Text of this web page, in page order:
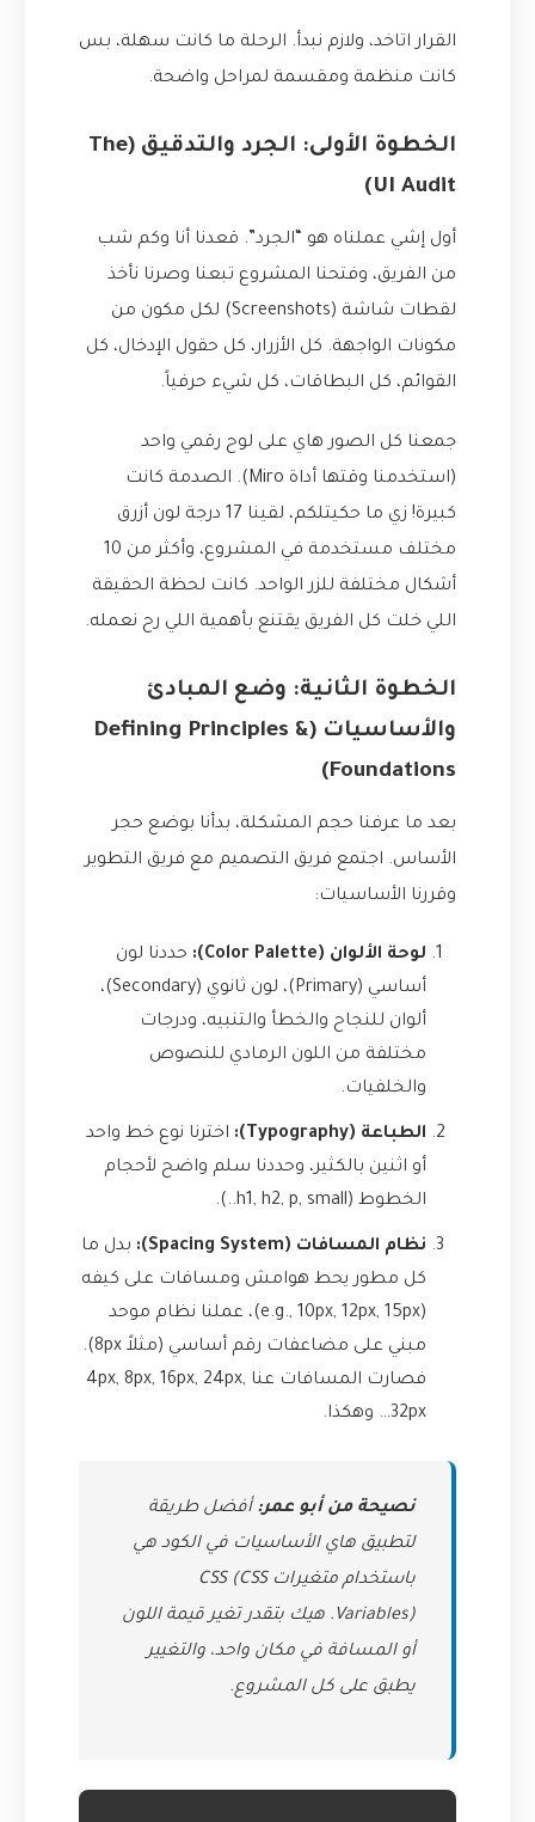
القرار اتاخد، ولازم نبدأ. الرحلة ما كانت سهلة، بس
كانت منظمة ومقسمة لمراحل واضحة.
الخطوة الأولى: الجرد والتدقيق (The
UI Audit)
أول إشي عملناه هو “الجرد”. قعدنا أنا وكم شب
من الفريق، وفتحنا المشروع تبعنا وصرنا نأخذ
لقطات شاشة (Screenshots) لكل مكون من
مكونات الواجهة. كل الأزرار، كل حقول الإدخال، كل
القوائم، كل البطاقات، كل شيء حرفياً.
جمعنا كل الصور هاي على لوح رقمي واحد
(استخدمنا وقتها أداة Miro). الصدمة كانت
كبيرة! زي ما حكيتلكم، لقينا 17 درجة لون أزرق
مختلف مستخدمة في المشروع، وأكثر من 10
أشكال مختلفة للزر الواحد. كانت لحظة الحقيقة
اللي خلت كل الفريق يقتنع بأهمية اللي رح نعمله.
الخطوة الثانية: وضع المبادئ
والأساسيات (Defining Principles &
Foundations)
بعد ما عرفنا حجم المشكلة، بدأنا بوضع حجر
الأساس. اجتمع فريق التصميم مع فريق التطوير
وقررنا الأساسيات:
لوحة الألوان (Color Palette):
حددنا لون
أساسي (Primary)، لون ثانوي (Secondary)،
ألوان للنجاح والخطأ والتنبيه، ودرجات
مختلفة من اللون الرمادي للنصوص
والخلفيات.
الطباعة (Typography):
اخترنا نوع خط واحد
أو اثنين بالكثير، وحددنا سلم واضح لأحجام
الخطوط (h1, h2, p, small..).
نظام المسافات (Spacing System):
بدل ما
كل مطور يحط هوامش ومسافات على كيفه
(e.g., 10px, 12px, 15px)، عملنا نظام موحد
مبني على مضاعفات رقم أساسي (مثلاً 8px).
فصارت المسافات عنا 4px, 8px, 16px, 24px,
32px… وهكذا.
نصيحة من أبو عمر: أفضل طريقة
لتطبيق هاي الأساسيات في الكود هي
باستخدام متغيرات CSS (CSS
Variables). هيك بتقدر تغير قيمة اللون
أو المسافة في مكان واحد، والتغيير
يطبق على كل المشروع.